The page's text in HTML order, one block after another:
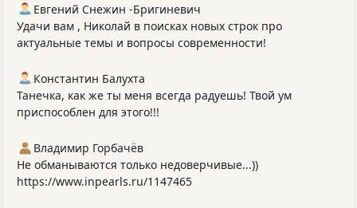
Евгений Снежин -Бригиневич
Удачи вам , Николай в поисках новых строк про
актуальные темы и вопросы современности!
Константин Балухта
Танечка, как же ты меня всегда радуешь! Твой ум
приспособлен для этого!!!
Владимир Горбачёв
Не обманываются только недоверчивые...))
https://www.inpearls.ru/1147465